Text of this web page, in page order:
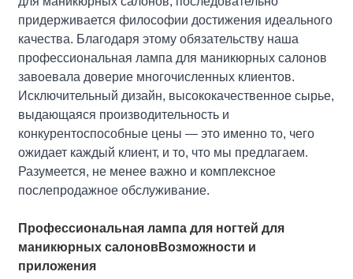
придерживается философии достижения идеального
качества. Благодаря этому обязательству наша
профессиональная лампа для маникюрных салонов
завоевала доверие многочисленных клиентов.
Исключительный дизайн, высококачественное сырье,
выдающаяся производительность и
конкурентоспособные цены — это именно то, чего
ожидает каждый клиент, и то, что мы предлагаем.
Разумеется, не менее важно и комплексное
послепродажное обслуживание.
Профессиональная лампа для ногтей для
маникюрных салоновВозможности и
приложения